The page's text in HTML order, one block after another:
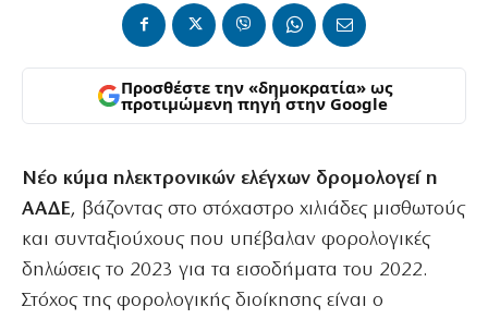
Προσθέστε την «δημοκρατία» ως
προτιμώμενη πηγή στην Google
Νέο κύμα ηλεκτρονικών ελέγχων δρομολογεί η
ΑΑΔΕ, βάζοντας στο στόχαστρο χιλιάδες μισθωτούς
και συνταξιούχους που υπέβαλαν φορολογικές
δηλώσεις το 2023 για τα εισοδήματα του 2022.
Στόχος της φορολογικής διοίκησης είναι ο